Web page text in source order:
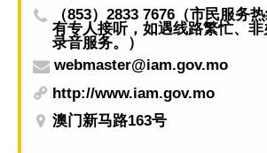
（853）2833 7676（市民服务
有专人接听，如遇线路繁忙、
录音服务。）
webmaster@iam.gov.mo
http://www.iam.gov.mo
澳门新马路163号